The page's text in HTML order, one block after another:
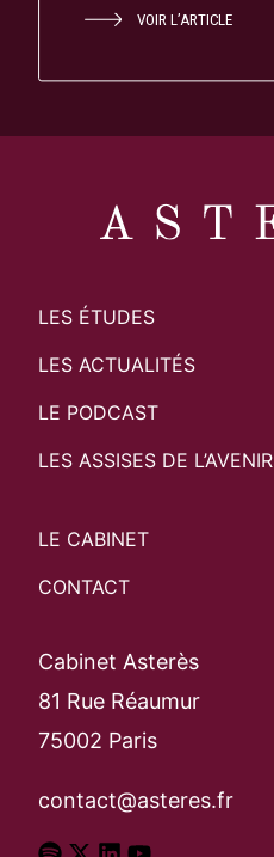
VOIR L’ARTICLE
LES ÉTUDES
LES ACTUALITÉS
LE PODCAST
LES ASSISES DE L’AVENIR
LE CABINET
CONTACT
Cabinet Asterès
81 Rue Réaumur
75002 Paris
contact@asteres.fr